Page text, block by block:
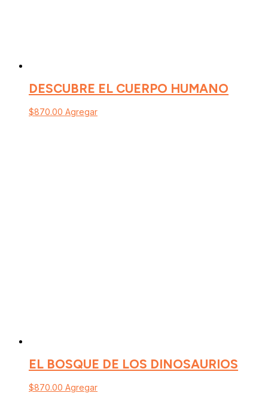
DESCUBRE EL CUERPO HUMANO
$870.00 Agregar
EL BOSQUE DE LOS DINOSAURIOS
$870.00 Agregar